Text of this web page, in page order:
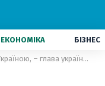
ЕКОНОМІКА БІЗНЕС
Росія разом з Україною, – глава української федерації записав звернення з російським "колегою"